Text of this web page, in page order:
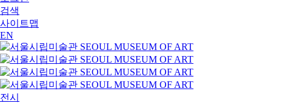
검색
사이트맵
EN
전시